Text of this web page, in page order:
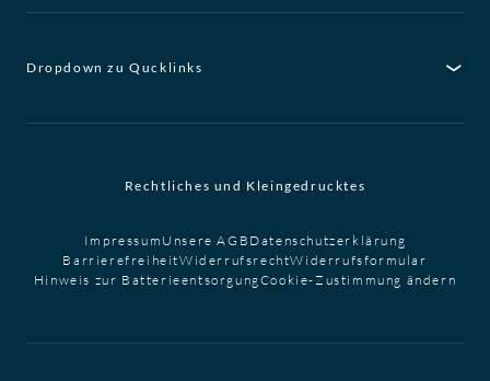
Dropdown zu Qucklinks
Rechtliches und Kleingedrucktes
Impressum Unsere AGB Datenschutzerklärung
BarrierefreiheitWiderrufsrechtWiderrufsformular
Hinweis zur BatterieentsorgungCookie-Zustimmung ändern